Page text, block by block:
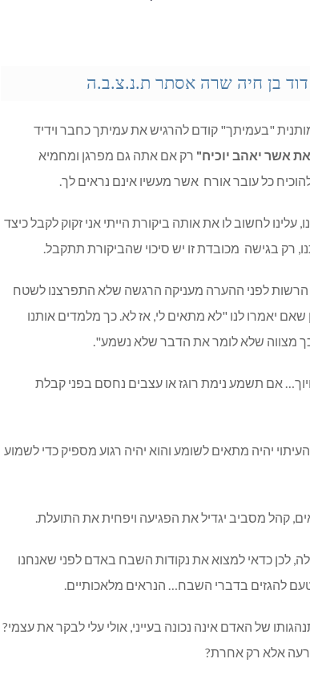
דוד בן חיה שרה אסתר ת.נ.צ.ב.ה
"בעמיתך" קודם להרגיש את עמיתך כחבר וידיד
אשר יאהב יוכיח" רק אם אתה גם מפרגן ומחמיא
כל עובר אורח אשר מעשיו אינם נראים לך.
לחשוב לו את אותה ביקורת הייתי אני זקוק לקבל כיצד
רק בגישה מכובדת זו יש סיכוי שהביקורת תתקבל.
לפני ההערה מעניקה הרגשה שלא התפרצנו לשטח
יאמרו לנו "לא מתאים לי, אז לא. כך מלמדים אותנו
מצווה שלא לומר את הדבר שלא נשמע".
אם תשמע נימת רוגז או עצבים נחסם בפני קבלת
יהיה מתאים לשומע והוא יהיה רגוע מספיק כדי לשמוע
קהל מסביב יגדיל את הפגיעה ויפחית את התועלת.
לכן כדאי למצוא את נקודות השבח באדם לפני שאנחנו
להגזים בדברי השבח… הנראים מלאכותיים.
של האדם אינה נכונה בעייני, אולי עלי לבקר את עצמי?
רעה אלא רק אחרת?